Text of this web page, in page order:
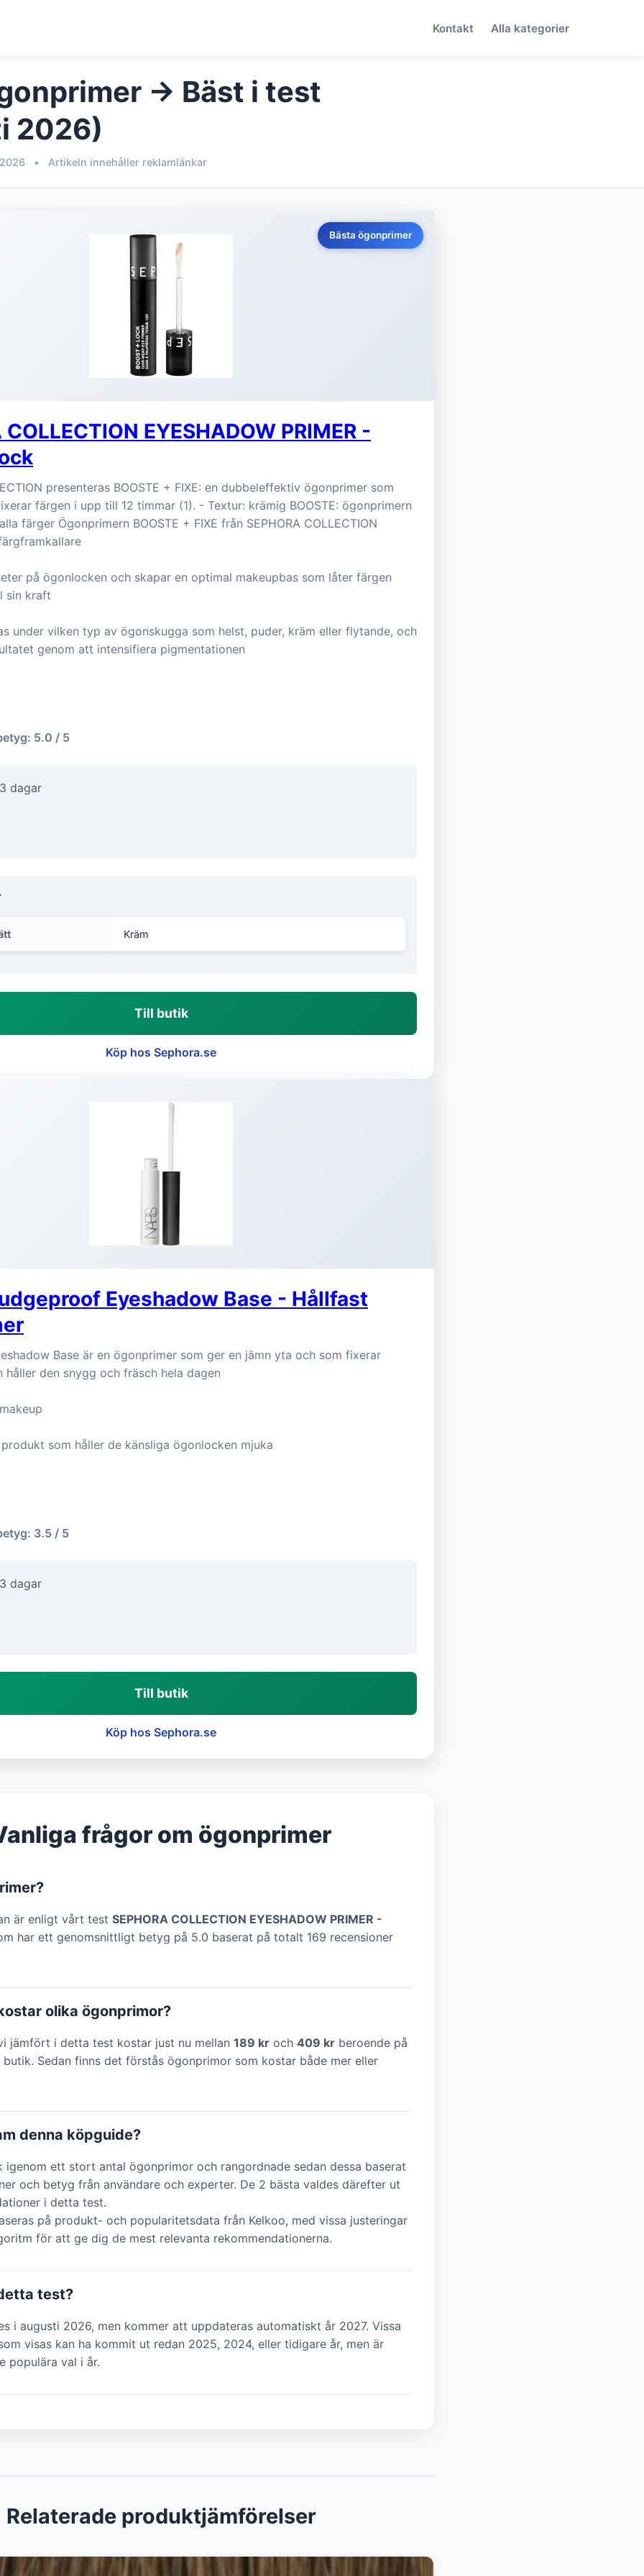
Kontakt Alla kategorier
→ Bäst i test
2026)
• Artikeln innehåller reklamlänkar
Bästa ögonprimer
COLLECTION EYESHADOW PRIMER -
presenteras BOOSTE + FIXE: en dubbeleffektiv ögonprimer som
färgen i upp till 12 timmar (1). - Textur: krämig BOOSTE: ögonprimern
färger Ögonprimern BOOSTE + FIXE från SEPHORA COLLECTION
på ögonlocken och skapar en optimal makeupbas som låter färgen
sin kraft
under vilken typ av ögonskugga som helst, puder, kräm eller flytande, och
genom att intensifiera pigmentationen
5.0 / 5
dagar
Kräm
Till butik
Köp hos Sephora.se
Eyeshadow Base - Hållfast
Base är en ögonprimer som ger en jämn yta och som fixerar
håller den snygg och fräsch hela dagen
som håller de känsliga ögonlocken mjuka
3.5 / 5
dagar
Till butik
Köp hos Sephora.se
frågor om ögonprimer
är enligt vårt test SEPHORA COLLECTION EYESHADOW PRIMER -
har ett genomsnittligt betyg på 5.0 baserat på totalt 169 recensioner
olika ögonprimor?
jämfört i detta test kostar just nu mellan 189 kr och 409 kr beroende på
Sedan finns det förstås ögonprimor som kostar både mer eller
denna köpguide?
igenom ett stort antal ögonprimor och rangordnade sedan dessa baserat
och betyg från användare och experter. De 2 bästa valdes därefter ut
i detta test.
på produkt- och popularitetsdata från Kelkoo, med vissa justeringar
för att ge dig de mest relevanta rekommendationerna.
test?
i augusti 2026, men kommer att uppdateras automatiskt år 2027. Vissa
visas kan ha kommit ut redan 2025, 2024, eller tidigare år, men är
populära val i år.
Relaterade produktjämförelser